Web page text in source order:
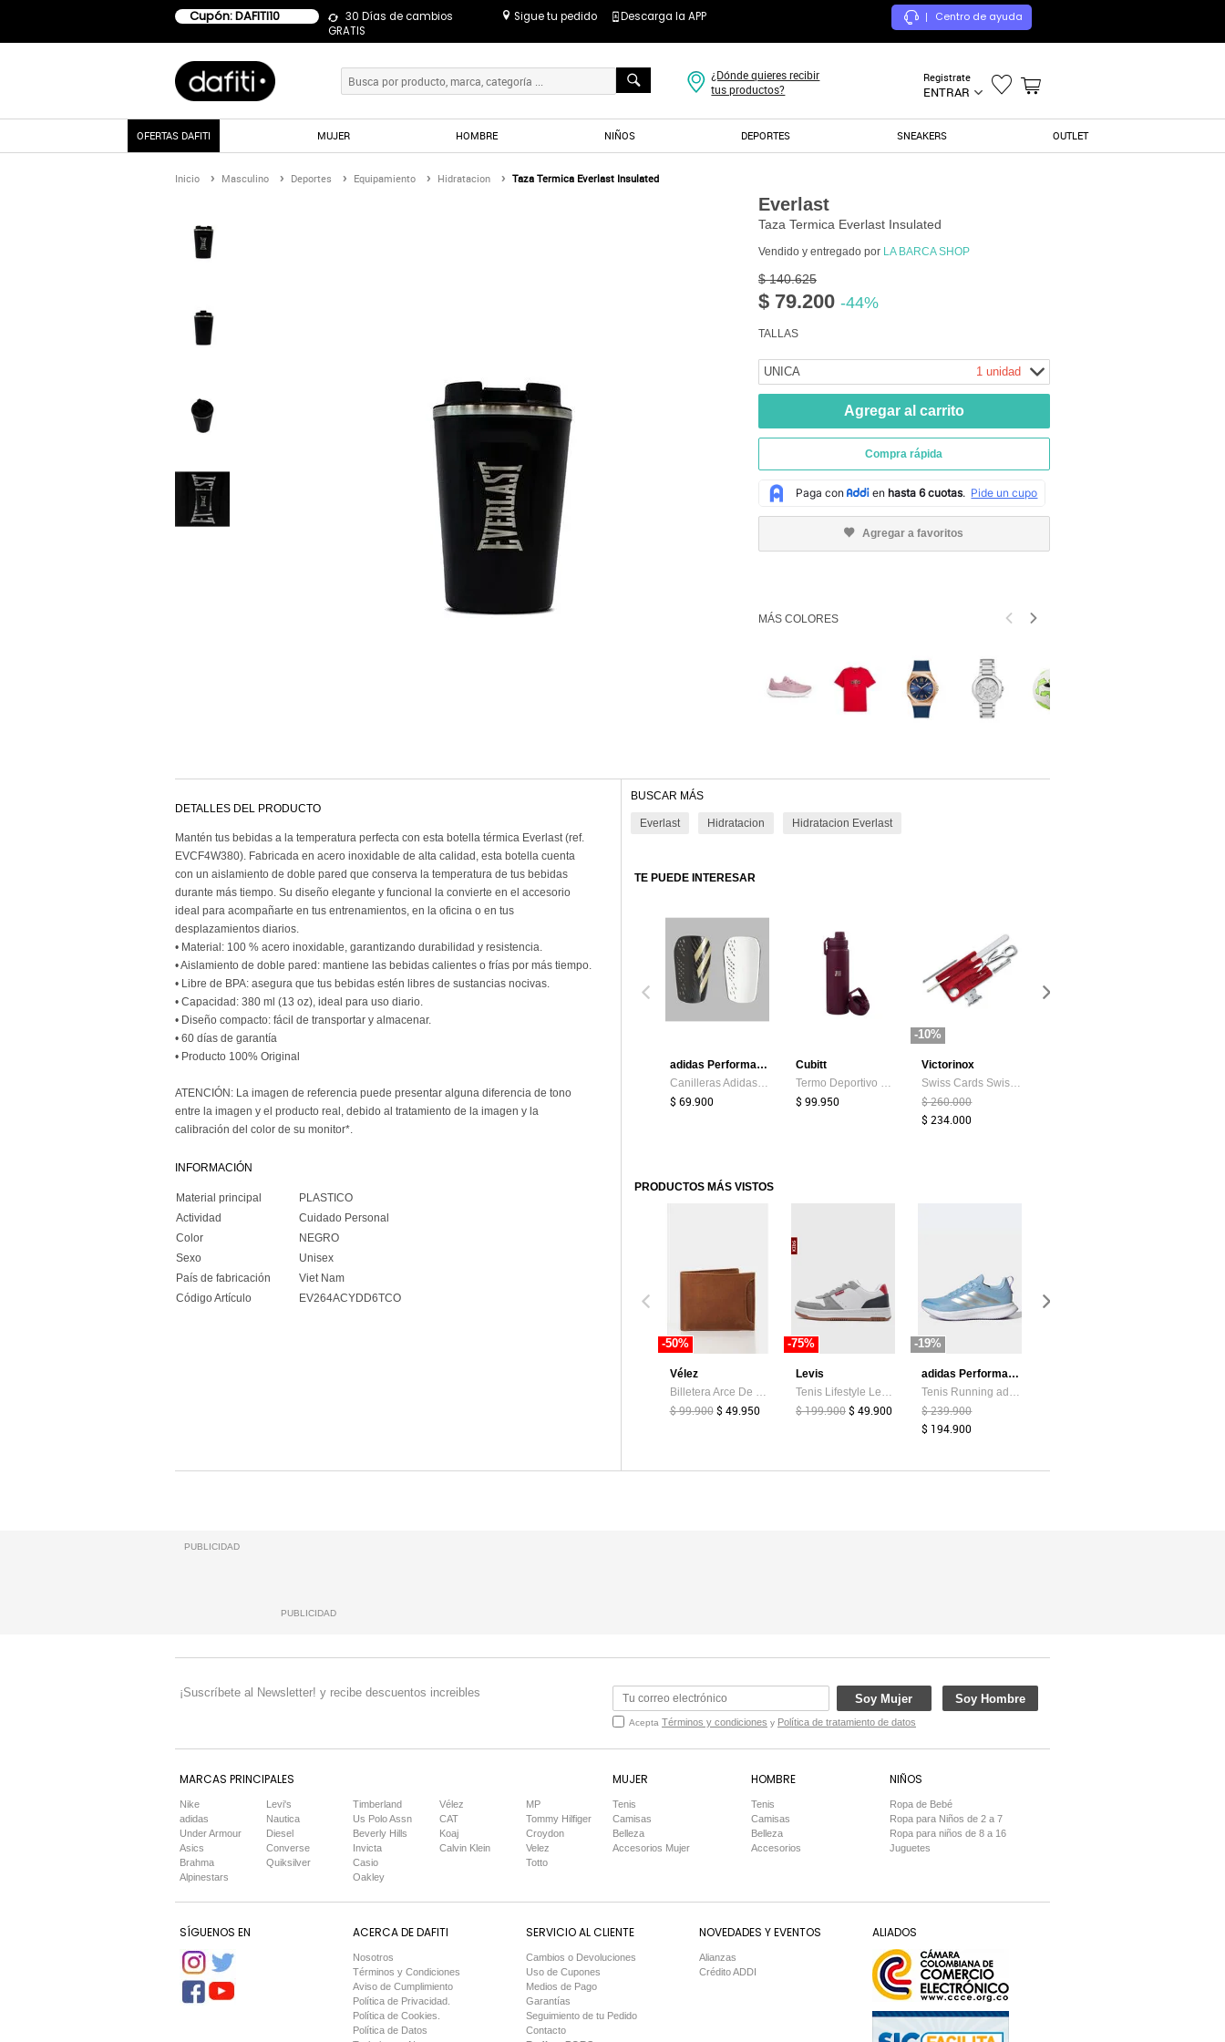
Cupón: DAFITI10
30 Días de cambios
GRATIS
Sigue tu pedido Descarga la APP | Centro de ayuda
Registrate
ENTRAR
¿Dónde quieres recibir
tus productos?
OFERTAS DAFITI MUJER HOMBRE NIÑOS DEPORTES SNEAKERS OUTLET
Inicio Masculino Deportes Equipamiento Hidratacion Taza Termica Everlast Insulated
Everlast
Taza Termica Everlast Insulated
Vendido y entregado por LA BARCA SHOP
$ 140.625
$ 79.200 -44%
TALLAS
UNICA 1 unidad
Agregar al carrito
Compra rápida
Agregar a favoritos
MÁS COLORES
DETALLES DEL PRODUCTO
Mantén tus bebidas a la temperatura perfecta con esta botella térmica Everlast (ref.
EVCF4W380). Fabricada en acero inoxidable de alta calidad, esta botella cuenta
con un aislamiento de doble pared que conserva la temperatura de tus bebidas
durante más tiempo. Su diseño elegante y funcional la convierte en el accesorio
ideal para acompañarte en tus entrenamientos, en la oficina o en tus
desplazamientos diarios.
• Material: 100 % acero inoxidable, garantizando durabilidad y resistencia.
• Aislamiento de doble pared: mantiene las bebidas calientes o frías por más tiempo.
• Libre de BPA: asegura que tus bebidas estén libres de sustancias nocivas.
• Capacidad: 380 ml (13 oz), ideal para uso diario.
• Diseño compacto: fácil de transportar y almacenar.
• 60 días de garantía
• Producto 100% Original
ATENCIÓN: La imagen de referencia puede presentar alguna diferencia de tono
entre la imagen y el producto real, debido al tratamiento de la imagen y la
calibración del color de su monitor*.
INFORMACIÓN
Material principal
PLASTICO
Actividad
Cuidado Personal
Color
NEGRO
Sexo
Unisex
País de fabricación
Viet Nam
Código Artículo
EV264ACYDD6TCO
BUSCAR MÁS
Everlast Hidratacion Hidratacion Everlast
TE PUEDE INTERESAR
adidas Performance
Canilleras Adidas Performance Hombre Tiro Club - Negro - Dorado - Fútbol | Protección En Cancha
$ 69.900
Cubitt
$ 99.950
-10%
Victorinox
$ 260.000
$ 234.000
PRODUCTOS MÁS VISTOS
-50%
Vélez
$ 99.900 $ 49.950
-75%
Levis
$ 199.900$ 49.900
-19%
adidas Performance
$ 239.900
$ 194.900
PUBLICIDAD
PUBLICIDAD
¡Suscríbete al Newsletter! y recibe descuentos increibles Soy Mujer Soy Hombre
Acepta Términos y condiciones y Política de tratamiento de datos
MARCAS PRINCIPALES
Nike
adidas
Under Armour
Asics
Brahma
Alpinestars
Levi's
Nautica
Diesel
Converse
Quiksilver
Timberland
Us Polo Assn
Beverly Hills
Invicta
Casio
Oakley
Vélez
CAT
Koaj
Calvin Klein
MP
Tommy Hilfiger
Croydon
Velez
Totto
MUJER
Tenis
Camisas
Belleza
Accesorios Mujer
HOMBRE
Tenis
Camisas
Belleza
Accesorios
NIÑOS
Ropa de Bebé
Ropa para Niños de 2 a 7
Ropa para niños de 8 a 16
Juguetes
SÍGUENOS EN ACERCA DE DAFITI
Nosotros
Términos y Condiciones
Aviso de Cumplimiento
Política de Privacidad.
Política de Cookies.
Política de Datos
SERVICIO AL CLIENTE
Cambios o Devoluciones
Uso de Cupones
Medios de Pago
Garantías
Seguimiento de tu Pedido
Contacto
NOVEDADES Y EVENTOS
Alianzas
Crédito ADDI
ALIADOS